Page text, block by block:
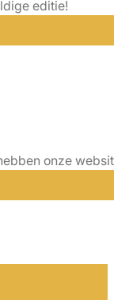
editie!
onze